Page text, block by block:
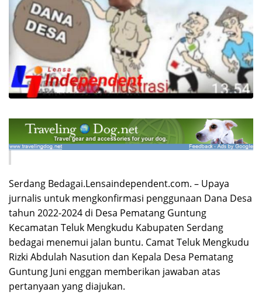
Serdang Bedagai.Lensaindependent.com. – Upaya
jurnalis untuk mengkonfirmasi penggunaan Dana Desa
tahun 2022-2024 di Desa Pematang Guntung
Kecamatan Teluk Mengkudu Kabupaten Serdang
bedagai menemui jalan buntu. Camat Teluk Mengkudu
Rizki Abdulah Nasution dan Kepala Desa Pematang
Guntung Juni enggan memberikan jawaban atas
pertanyaan yang diajukan.